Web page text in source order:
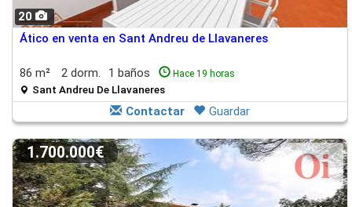
20
Ático en venta en Sant Andreu de Llavaneres
86 m² 2 dorm. 1 baños Hace 19 horas
Sant Andreu De Llavaneres
Contactar Guardar
1.700.000€